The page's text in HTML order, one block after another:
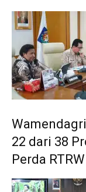
22 dari 38
Perda RTRW